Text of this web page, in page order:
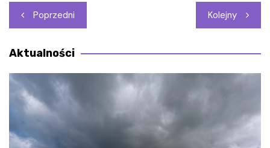
Nawigacja
wpisu
Poprzedni Kolejny
Aktualności